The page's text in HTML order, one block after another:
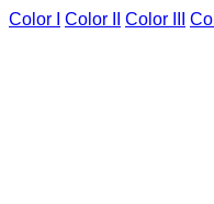
Color I
Color II Color III